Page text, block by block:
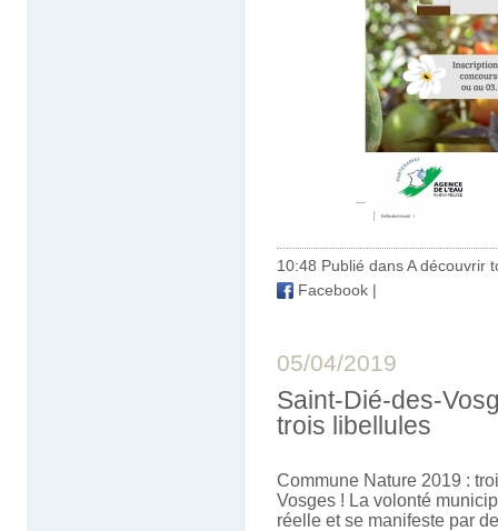
10:48 Publié dansA découvrir
Facebook |
05/04/2019
Saint-Dié-des-
trois libellules
Commune Nature 2019 :
Vosges ! La volonté
réelle et se manifeste par